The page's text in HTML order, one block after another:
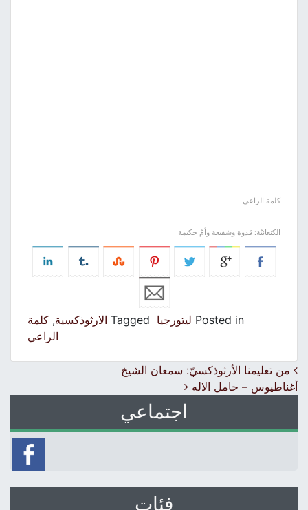
كلمة الراعي
الكنعانيّة: قدوة وشفيعة وأمّ حكيمة
Posted in ليتورجيا Tagged الارثوذكسية,كلمة
الراعي
Post navigation
من تعليمنا الأرثوذكسيّ: سمعان الشيخ
أغناطيوس – حامل الاله
اجتماعي
فئات